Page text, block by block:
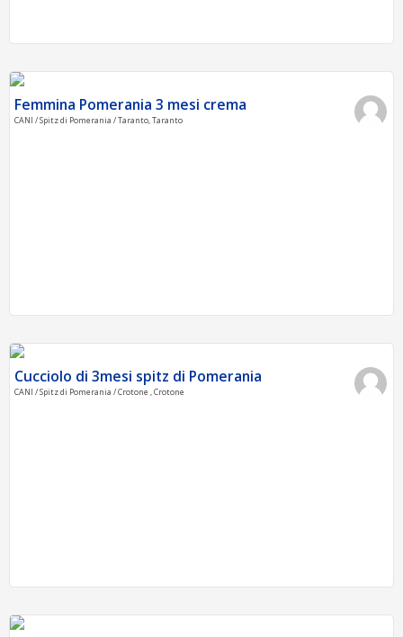
Femmina Pomerania 3 mesi crema
CANI / Spitz di Pomerania / Taranto, Taranto
Cucciolo di 3mesi spitz di Pomerania
CANI / Spitz di Pomerania / Crotone , Crotone